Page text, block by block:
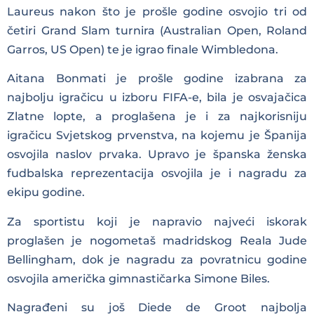
Laureus nakon što je prošle godine osvojio tri od
četiri Grand Slam turnira (Australian Open, Roland
Garros, US Open) te je igrao finale Wimbledona.
Aitana Bonmati je prošle godine izabrana za
najbolju igračicu u izboru FIFA-e, bila je osvajačica
Zlatne lopte, a proglašena je i za najkorisniju
igračicu Svjetskog prvenstva, na kojemu je Španija
osvojila naslov prvaka. Upravo je španska ženska
fudbalska reprezentacija osvojila je i nagradu za
ekipu godine.
Za sportistu koji je napravio najveći iskorak
proglašen je nogometaš madridskog Reala Jude
Bellingham, dok je nagradu za povratnicu godine
osvojila američka gimnastičarka Simone Biles.
Nagrađeni su još Diede de Groot najbolja